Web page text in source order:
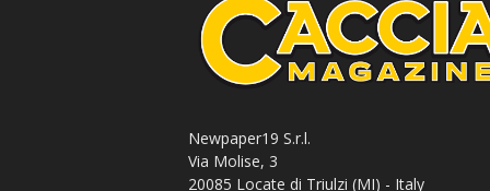
Newpaper19 S.r.l.
Via Molise, 3
20085 Locate di Triulzi (MI) - Italy